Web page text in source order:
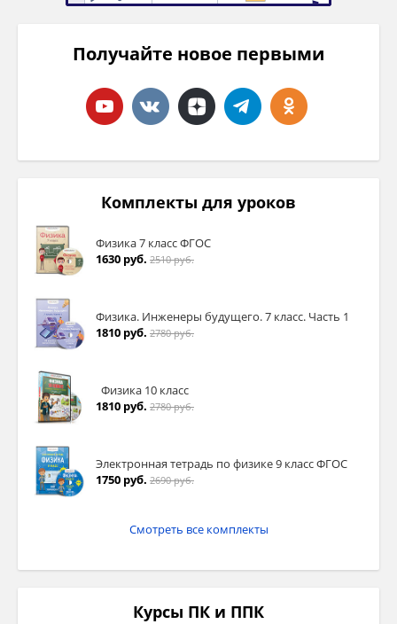
Получайте новое первыми
Комплекты для уроков
Физика 7 класс ФГОС
1630 руб. 2510 руб.
Физика. Инженеры будущего. 7 класс. Часть 1
1810 руб. 2780 руб.
Физика 10 класс
1810 руб. 2780 руб.
Электронная тетрадь по физике 9 класс ФГОС
1750 руб. 2690 руб.
Смотреть все комплекты
Курсы ПК и ППК